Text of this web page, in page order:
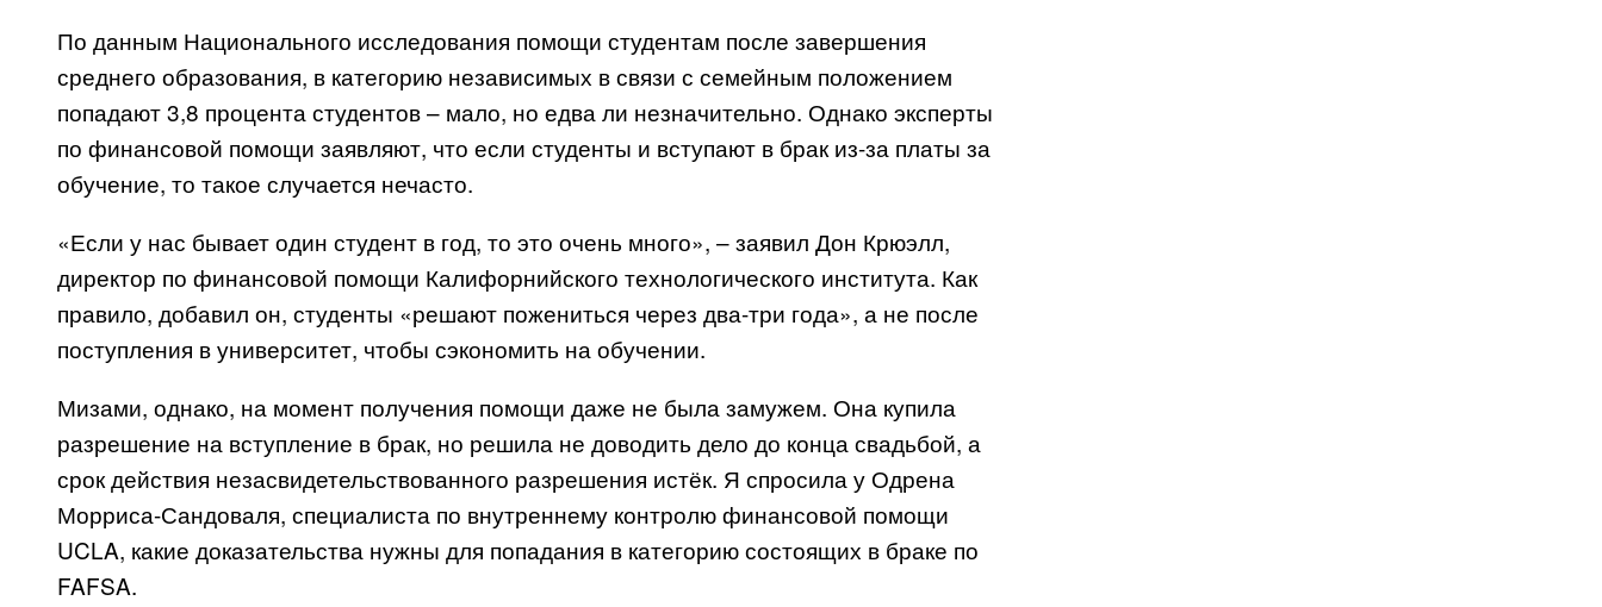
По данным Национального исследования помощи студентам после завершения
среднего образования, в категорию независимых в связи с семейным положением
попадают 3,8 процента студентов – мало, но едва ли незначительно. Однако эксперты
по финансовой помощи заявляют, что если студенты и вступают в брак из-за платы за
обучение, то такое случается нечасто.
«Если у нас бывает один студент в год, то это очень много», – заявил Дон Крюэлл,
директор по финансовой помощи Калифорнийского технологического института. Как
правило, добавил он, студенты «решают пожениться через два-три года», а не после
поступления в университет, чтобы сэкономить на обучении.
Мизами, однако, на момент получения помощи даже не была замужем. Она купила
разрешение на вступление в брак, но решила не доводить дело до конца свадьбой, а
срок действия незасвидетельствованного разрешения истёк. Я спросила у Одрена
Морриса-Сандоваля, специалиста по внутреннему контролю финансовой помощи
UCLA, какие доказательства нужны для попадания в категорию состоящих в браке по
FAFSA.